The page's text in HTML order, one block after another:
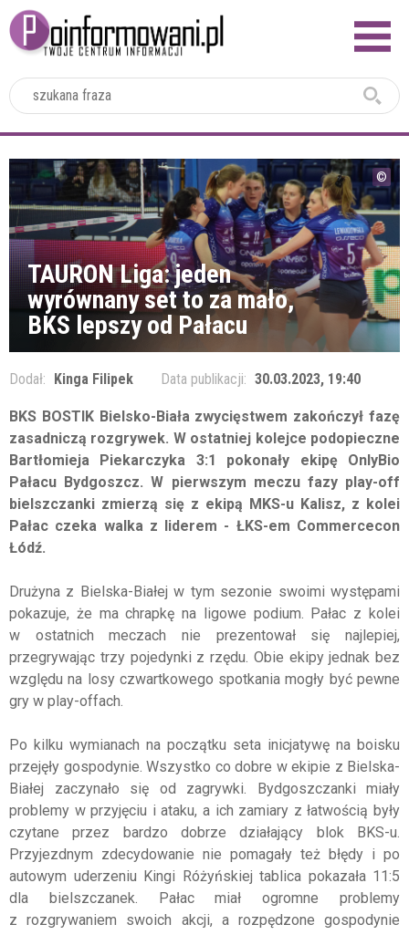
TAURON Liga: jeden
wyrównany set to za mało,
BKS lepszy od Pałacu
Dodał: Kinga Filipek Data publikacji: 30.03.2023, 19:40
BKS BOSTIK Bielsko-Biała zwycięstwem zakończył fazę
zasadniczą rozgrywek. W ostatniej kolejce podopieczne
Bartłomieja Piekarczyka 3:1 pokonały ekipę OnlyBio
Pałacu Bydgoszcz. W pierwszym meczu fazy play-off
bielszczanki zmierzą się z ekipą MKS-u Kalisz, z kolei
Pałac czeka walka z liderem - ŁKS-em Commercecon
Łódź.
Drużyna z Bielska-Białej w tym sezonie swoimi występami
pokazuje, że ma chrapkę na ligowe podium. Pałac z kolei
w ostatnich meczach nie prezentował się najlepiej,
przegrywając trzy pojedynki z rzędu. Obie ekipy jednak bez
względu na losy czwartkowego spotkania mogły być pewne
gry w play-offach.
Po kilku wymianach na początku seta inicjatywę na boisku
przejęły gospodynie. Wszystko co dobre w ekipie z Bielska-
Białej zaczynało się od zagrywki. Bydgoszczanki miały
problemy w przyjęciu i ataku, a ich zamiary z łatwością były
czytane przez bardzo dobrze działający blok BKS-u.
Przyjezdnym zdecydowanie nie pomagały też błędy i po
autowym uderzeniu Kingi Różyńskiej tablica pokazała 11:5
dla bielszczanek. Pałac miał ogromne problemy
z rozgrywaniem swoich akcji, a rozpędzone gospodynie